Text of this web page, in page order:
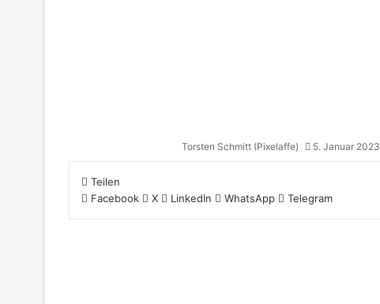
Torsten Schmitt (Pixelaffe) 5. Januar 2023
Teilen
Facebook
X LinkedIn WhatsApp Telegram